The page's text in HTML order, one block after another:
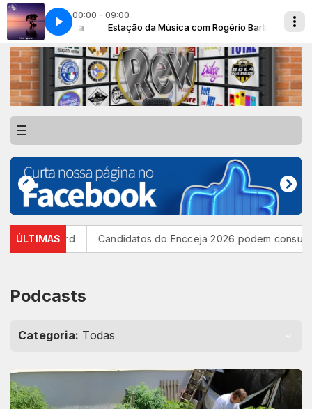
00:00 - 09:00
Barbosa Estação da Música com Rogério Barbosa
Projeto Ladislau - Tão Igual (MP3)
ÚLTIMASCandidatos do Encceja 2026 podem consultar o
Podcasts
Categoria: Todas